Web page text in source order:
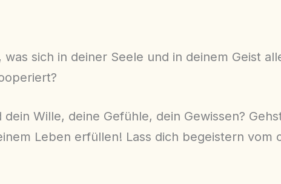
sich in deiner Seele und in deinem Geist
Wille, deine Gefühle, dein Gewissen?
Leben erfüllen! Lass dich begeistern vom